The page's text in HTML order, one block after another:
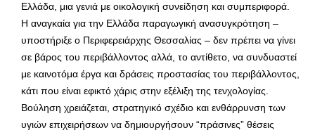
Ελλάδα, μια γενιά με οικολογική συνείδηση και συμπεριφορά.
Η αναγκαία για την Ελλάδα παραγωγική ανασυγκρότηση –
υποστήριξε ο Περιφερειάρχης Θεσσαλίας – δεν πρέπει να γίνει
σε βάρος του περιβάλλοντος αλλά, το αντίθετο, να συνδυαστεί
με καινοτόμα έργα και δράσεις προστασίας του περιβάλλοντος,
κάτι που είναι εφικτό χάρις στην εξέλιξη της τενχολογίας.
Βούληση χρειάζεται, στρατηγικό σχέδιο και ενθάρρυνση των
υγιών επιχειρήσεων να δημιουργήσουν “πράσινες” θέσεις